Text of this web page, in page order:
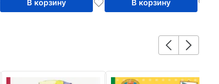
В корзину В корзину